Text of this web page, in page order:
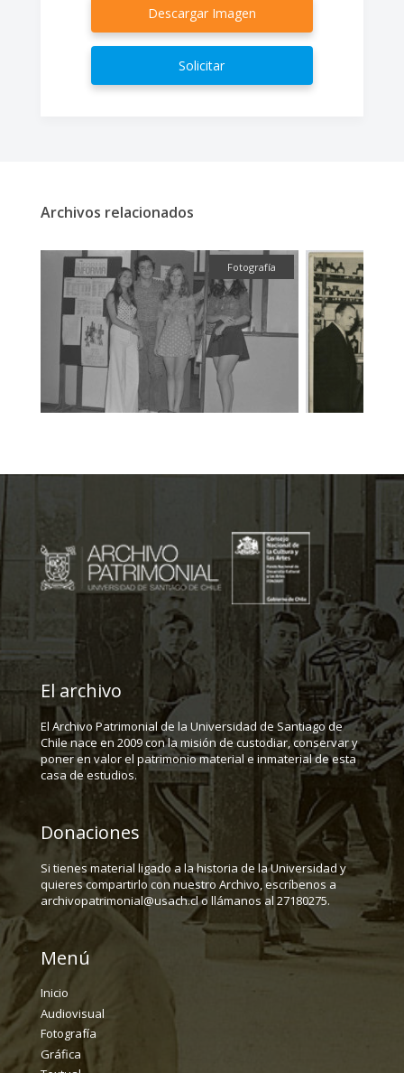
Descargar Imagen
Solicitar
Archivos relacionados
Fotografía
El archivo
El Archivo Patrimonial de la Universidad de Santiago de
Chile nace en 2009 con la misión de custodiar, conservar y
poner en valor el patrimonio material e inmaterial de esta
casa de estudios.
Donaciones
Si tienes material ligado a la historia de la Universidad y
quieres compartirlo con nuestro Archivo, escríbenos a
archivopatrimonial@usach.cl o llámanos al 27180275.
Menú
Inicio
Audiovisual
Fotografía
Gráfica